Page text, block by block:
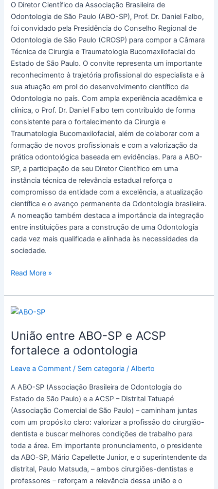
O Diretor Científico da Associação Brasileira de
Odontologia de São Paulo (ABO-SP), Prof. Dr. Daniel Falbo,
foi convidado pela Presidência do Conselho Regional de
Odontologia de São Paulo (CROSP) para compor a Câmara
Técnica de Cirurgia e Traumatologia Bucomaxilofacial do
Estado de São Paulo. O convite representa um importante
reconhecimento à trajetória profissional do especialista e à
sua atuação em prol do desenvolvimento científico da
Odontologia no país. Com ampla experiência acadêmica e
clínica, o Prof. Dr. Daniel Falbo tem contribuído de forma
consistente para o fortalecimento da Cirurgia e
Traumatologia Bucomaxilofacial, além de colaborar com a
formação de novos profissionais e com a valorização da
prática odontológica baseada em evidências. Para a ABO-
SP, a participação de seu Diretor Científico em uma
instância técnica de relevância estadual reforça o
compromisso da entidade com a excelência, a atualização
científica e o avanço permanente da Odontologia brasileira.
A nomeação também destaca a importância da integração
entre instituições para a construção de uma Odontologia
cada vez mais qualificada e alinhada às necessidades da
sociedade.
Câmara
Técnica
do
CROSP
Read More »
União entre ABO-SP e ACSP
fortalece a odontologia
Leave a Comment / Sem categoria /Alberto
A ABO-SP (Associação Brasileira de Odontologia do
Estado de São Paulo) e a ACSP – Distrital Tatuapé
(Associação Comercial de São Paulo) – caminham juntas
com um propósito claro: valorizar a profissão do cirurgião-
dentista e buscar melhores condições de trabalho para
toda a área. Em importante pronunciamento, o presidente
da ABO-SP, Mário Capellette Junior, e o superintendente da
distrital, Paulo Matsuda, – ambos cirurgiões-dentistas e
professores – reforçam a relevância dessa união e o
União
ABO-
SP
ACSP
odontologia